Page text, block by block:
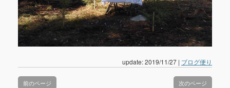
update: 2019/11/27 | ブログ便り
前のページ 次のページ